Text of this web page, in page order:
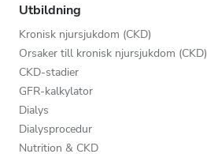
Utbildning
Kronisk njursjukdom (CKD)
Orsaker till kronisk njursjukdom (CKD)
CKD-stadier
GFR-kalkylator
Dialys
Dialysprocedur
Nutrition & CKD